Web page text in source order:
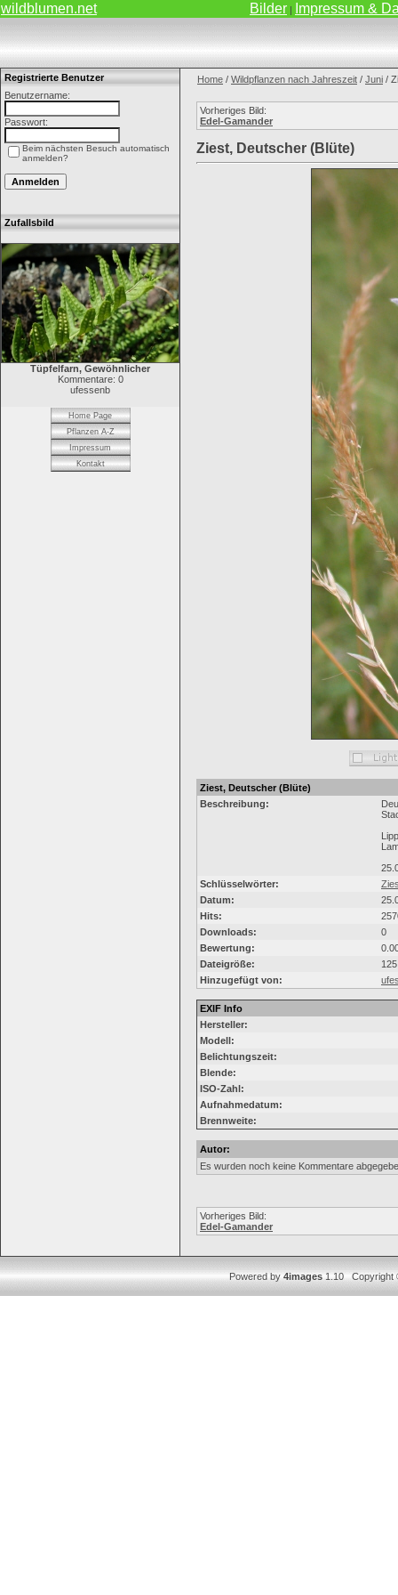
wildblumen.net Bilder | Impressum &
Registrierte Benutzer
Benutzername:
Passwort:
Beim nächsten Besuch automatisch
anmelden?
Zufallsbild
Tüpfelfarn, Gewöhnlicher
Kommentare: 0
ufessenb
Home Page
Pflanzen A-Z
Impressum
Kontakt
Home / Wildpflanzen nach Jahreszeit / Juni /
Vorheriges Bild:
Edel-Gamander
Ziest, Deutscher (Blüte)
Ziest, Deutscher (Blüte)
Beschreibung:
Schlüsselwörter:
Datum:
Hits:
Downloads:
0
Bewertung:
Dateigröße:
Hinzugefügt von:
EXIF Info
Hersteller:
Modell:
Belichtungszeit:
Blende:
ISO-Zahl:
Aufnahmedatum:
Brennweite:
Autor:
Es wurden noch keine Kommentare
Vorheriges Bild:
Edel-Gamander
Powered by4images1.10 Copyright